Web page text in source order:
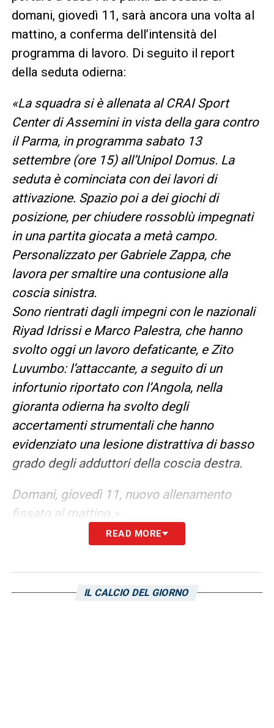
domani, giovedì 11, sarà ancora una volta al
mattino, a conferma dell’intensità del
programma di lavoro. Di seguito il report
della seduta odierna:
«La squadra si è allenata al CRAI Sport
Center di Assemini in vista della gara contro
il Parma, in programma sabato 13
settembre (ore 15) all’Unipol Domus. La
seduta è cominciata con dei lavori di
attivazione. Spazio poi a dei giochi di
posizione, per chiudere rossoblù impegnati
in una partita giocata a metà campo.
Personalizzato per Gabriele Zappa, che
lavora per smaltire una contusione alla
coscia sinistra.
Sono rientrati dagli impegni con le nazionali
Riyad Idrissi e Marco Palestra, che hanno
svolto oggi un lavoro defaticante, e Zito
Luvumbo: l’attaccante, a seguito di un
infortunio riportato con l’Angola, nella
gioranta odierna ha svolto degli
accertamenti strumentali che hanno
evidenziato una lesione distrattiva di basso
grado degli adduttori della coscia destra.
Domani, giovedì 11, nuovo allenamento
fissato al mattino.»
LE ULTIME NOTIZIE SUL CAGLIARI
READ MORE
IL CALCIO DEL GIORNO